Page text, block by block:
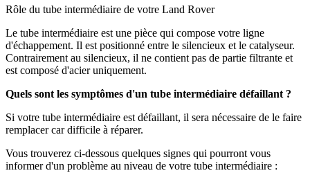
Rôle du tube intermédiaire de votre Land Rover
Le tube intermédiaire est une pièce qui compose votre ligne
d'échappement. Il est positionné entre le silencieux et le catalyseur.
Contrairement au silencieux, il ne contient pas de partie filtrante et
est composé d'acier uniquement.
Quels sont les symptômes d'un tube intermédiaire défaillant ?
Si votre tube intermédiaire est défaillant, il sera nécessaire de le faire
remplacer car difficile à réparer.
Vous trouverez ci-dessous quelques signes qui pourront vous
informer d'un problème au niveau de votre tube intermédiaire :